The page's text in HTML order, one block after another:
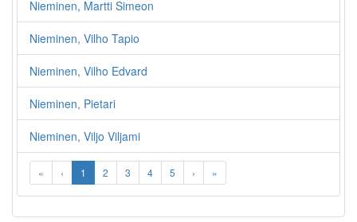
Nieminen, Martti Simeon
Nieminen, Vilho Tapio
Nieminen, Vilho Edvard
Nieminen, Pietari
Nieminen, Viljo Viljami
« ‹ 1 2 3 4 5 › »